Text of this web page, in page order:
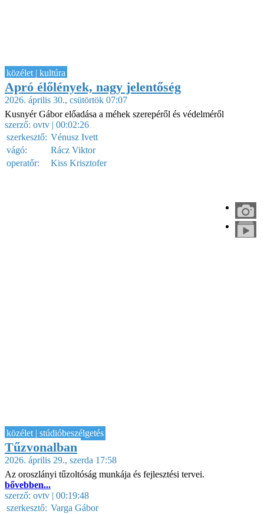
közélet | kultúra
Apró élőlények, nagy jelentőség
2026. április 30., csütörtök 07:07
Kusnyér Gábor előadása a méhek szerepéről és védelméről
szerző: ovtv | 00:02:26
szerkesztő: Vénusz Ivett
vágó:
Rácz Viktor
operatőr:
Kiss Krisztofer
közélet | stúdióbeszélgetés
Tűzvonalban
2026. április 29., szerda 17:58
Az oroszlányi tűzoltóság munkája és fejlesztési tervei.
bővebben...
szerző: ovtv | 00:19:48
szerkesztő: Varga Gábor